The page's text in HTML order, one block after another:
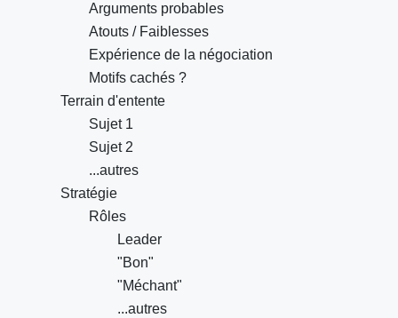
Arguments probables
Atouts / Faiblesses
Expérience de la négociation
Motifs cachés ?
Terrain d'entente
Sujet 1
Sujet 2
...autres
Stratégie
Rôles
Leader
"Bon"
"Méchant"
...autres